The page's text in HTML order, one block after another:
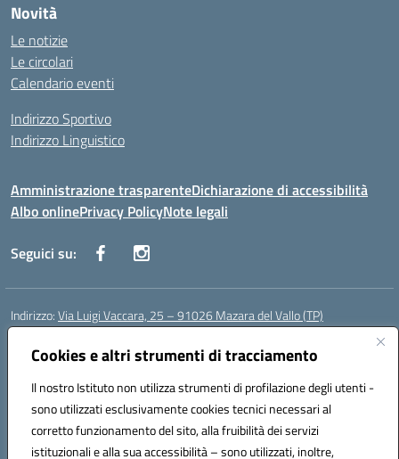
Cookies e altri strumenti di tracciamento
Il nostro Istituto non utilizza strumenti di profilazione degli utenti -
sono utilizzati esclusivamente cookies tecnici necessari al
corretto funzionamento del sito, alla fruibilità dei servizi
istituzionali e alla sua accessibilità – sono utilizzati, inoltre,
Novità
Le notizie
Le circolari
Calendario eventi
Indirizzo Sportivo
Indirizzo Linguistico
Amministrazione trasparenteDichiarazione di accessibilità
Albo onlinePrivacy PolicyNote legali
Seguici su:
Indirizzo:Via Luigi Vaccara, 25 – 91026 Mazara del Vallo (TP)
Centralino:
Posta elettronica certificata (PEC):tpic843007@pec.istruzione.it
Codice fiscale: 91036660818
Codice meccanografico:tpic843007
Codice Indice delle Pubbliche Amministrazioni (IPA): icggp
Codice unico di fatturazione (CUF): UFYPS3